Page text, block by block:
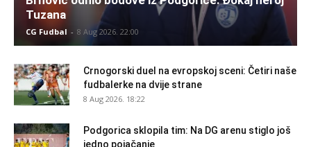
Tuzana
CG Fudbal - 8 Aug 2026. 22:00
Crnogorski duel na evropskoj sceni: Četiri naše
fudbalerke na dvije strane
8 Aug 2026. 18:22
Podgorica sklopila tim: Na DG arenu stiglo još
jedno pojačanje